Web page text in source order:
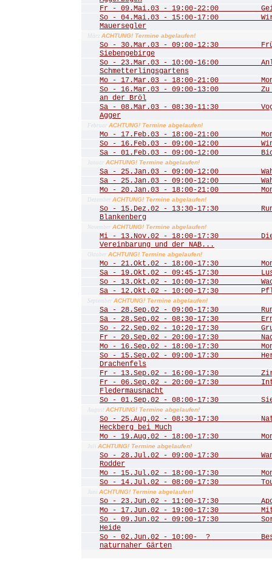
Fr - 09.Mai.03 - 19:00-22:00
So - 04.Mai.03 - 15:00-17:00 Wir
Mauersegler
März ACHTUNG! Termine abgelaufen!
So - 30.Mar.03 - 09:00-12:30
Siebengebirge
So - 23.Mar.03 - 10:00-16:00
Schmetterlingsgartens
Mo - 17.Mar.03 - 18:00-21:00
So - 16.Mar.03 - 09:00-13:00 Zu
an der Bröl
Sa - 08.Mar.03 - 08:30-11:30
Agger
Februar ACHTUNG! Termine abgelaufen!
Mo - 17.Feb.03 - 18:00-21:00
So - 16.Feb.03 - 09:00-12:00
Sa - 01.Feb.03 - 09:00-12:00
Januar ACHTUNG! Termine abgelaufen!
Sa - 25.Jan.03 - 09:00-12:00
Sa - 25.Jan.03 - 09:00-12:00
Mo - 20.Jan.03 - 18:00-21:00
Dezember ACHTUNG! Termine abgelaufen!
So - 15.Dez.02 - 13:30-17:30 Rund
Blankenberg
November ACHTUNG! Termine abgelaufen!
Mi - 13.Nov.02 - 18:00-17:30 Die
Vereinbarung und der NAB...
Oktober ACHTUNG! Termine abgelaufen!
Mo - 21.Okt.02 - 18:00-17:30
Sa - 19.Okt.02 - 09:45-17:30 Lust
So - 13.Okt.02 - 10:00-17:30
Sa - 12.Okt.02 - 10:00-17:30
September ACHTUNG! Termine abgelaufen!
Sa - 28.Sep.02 - 09:00-17:30 Rund
Sa - 28.Sep.02 - 08:30-17:30
So - 22.Sep.02 - 10:20-17:30
Fr - 20.Sep.02 - 20:00-17:30
Mo - 16.Sep.02 - 18:00-17:30
So - 15.Sep.02 - 09:00-17:30
Drachenfels
Fr - 13.Sep.02 - 16:00-17:30
Fr - 06.Sep.02 - 20:00-17:30
Fledermausnacht
So - 01.Sep.02 - 08:00-17:30
August ACHTUNG! Termine abgelaufen!
So - 25.Aug.02 - 08:30-17:30
Heckberg bei Much
Mo - 19.Aug.02 - 18:00-17:30
Juli ACHTUNG! Termine abgelaufen!
So - 28.Jul.02 - 09:00-17:30
Rodder
Mo - 15.Jul.02 - 18:00-17:30
So - 14.Jul.02 - 08:00-17:30 Tour
Juni ACHTUNG! Termine abgelaufen!
So - 23.Jun.02 - 11:00-17:30
Mo - 17.Jun.02 - 19:00-17:30
So - 09.Jun.02 - 09:00-17:30
Heide
So - 02.Jun.02 - 10:00- ?
naturnaher Gärten